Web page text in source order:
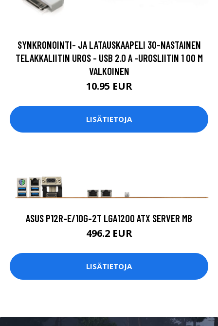
SYNKRONOINTI- JA LATAUSKAAPELI 30-NASTAINEN
TELAKKALIITIN UROS - USB 2.0 A -UROSLIITIN 1 00 M
VALKOINEN
10.95 EUR
LISÄTIETOJA
ASUS P12R-E/10G-2T LGA1200 ATX SERVER MB
496.2 EUR
LISÄTIETOJA